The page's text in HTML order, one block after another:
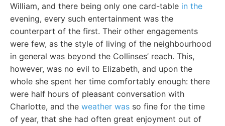
William, and there being only one card-table in the
evening, every such entertainment was the
counterpart of the first. Their other engagements
were few, as the style of living of the neighbourhood
in general was beyond the Collinses’ reach. This,
however, was no evil to Elizabeth, and upon the
whole she spent her time comfortably enough: there
were half hours of pleasant conversation with
Charlotte, and the weather was so fine for the time
of year, that she had often great enjoyment out of